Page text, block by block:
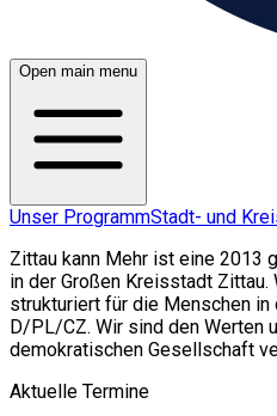
Open main menu
Unser ProgrammStadt- und
Zittau kann Mehr ist eine 2013
in der Großen Kreisstadt
strukturiert für die Menschen in
D/PL/CZ. Wir sind den Werten
demokratischen Gesellschaft
Aktuelle Termine